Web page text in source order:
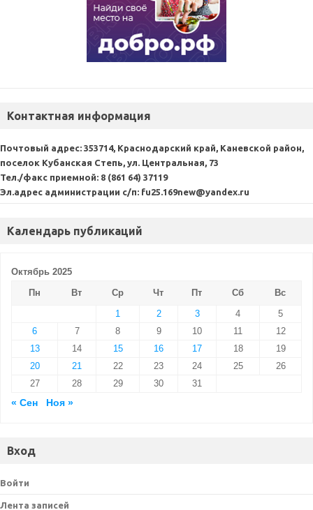
Контактная информация
Почтовый адрес: 353714, Краснодарский край, Каневской район,
поселок Кубанская Степь, ул. Центральная, 73
Тел./факс приемной: 8 (861 64) 37119
Эл.адрес администрации с/п: fu25.169new@yandex.ru
Календарь публикаций
Октябрь 2025
Пн
Вт Ср Чт Пт Сб
Вс
1
2 3 4
5
6
7 8 9 10 11
12
13
14 15 16 17 18
19
20
21 22 23 24 25
26
27
28 29 30
31
« Сен
Ноя »
Вход
Войти
Лента записей